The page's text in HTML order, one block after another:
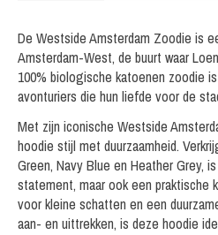
De Westside Amsterdam Zoodie is
Amsterdam-West, de buurt waar
100% biologische katoenen zoodie
avonturiers die hun liefde voor de
Met zijn iconische Westside
hoodie stijl met duurzaamheid.
Green, Navy Blue en Heather Grey,
statement, maar ook een praktische
voor kleine schatten en een
aan- en uittrekken, is deze hoodie